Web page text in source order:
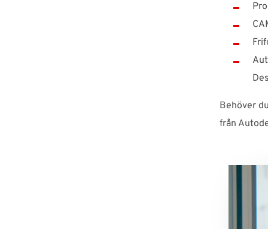
Behöver
från